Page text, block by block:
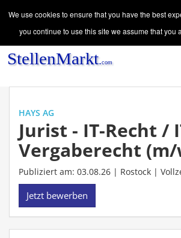
HAYS AG
Jurist - IT-Recht /
Vergaberecht
Publiziert am: 03.08.26 | Rostock |
Jetzt bewerben
We use cookies to ensure that you have the best
you continue to use this site we assume that you